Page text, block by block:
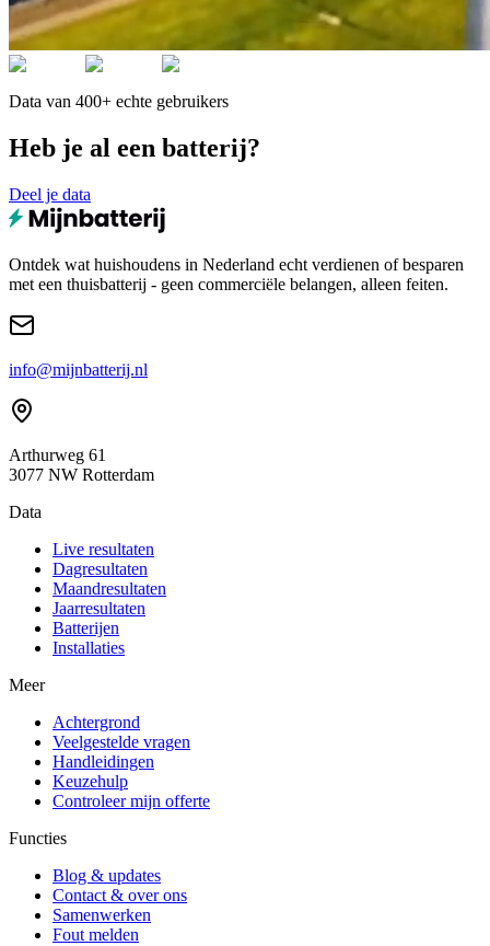
Data van 400+ echte gebruikers
Heb je al een batterij?
Deel je data
Ontdek wat huishoudens in Nederland echt verdienen of besparen
met een thuisbatterij - geen commerciële belangen, alleen feiten.
info@mijnbatterij.nl
Arthurweg 61
3077 NW Rotterdam
Data
Live resultaten
Dagresultaten
Maandresultaten
Jaarresultaten
Batterijen
Installaties
Meer
Achtergrond
Veelgestelde vragen
Handleidingen
Keuzehulp
Controleer mijn offerte
Functies
Blog & updates
Contact & over ons
Samenwerken
Fout melden